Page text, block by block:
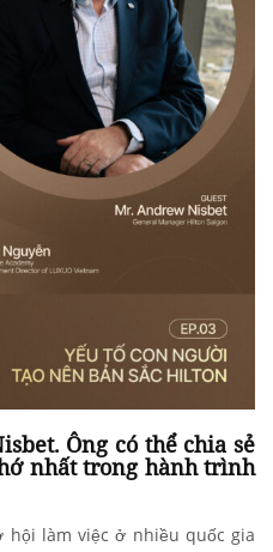
Ông có thể chia sẻ
nhất trong hành trình
hội làm việc ở nhiều quốc gia